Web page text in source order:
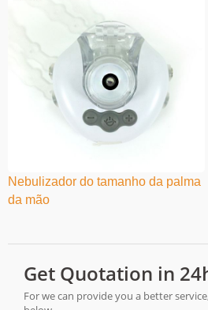
Nebulizador do tamanho da palma
da mão